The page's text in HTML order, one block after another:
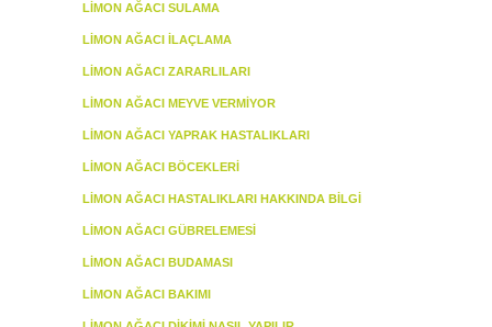
LIMON AĞACI SULAMA
LIMON AĞACI İLAÇLAMA
LIMON AĞACI ZARARLILARI
LIMON AĞACI MEYVE VERMIYOR
LIMON AĞACI YAPRAK HASTALIKLARI
LIMON AĞACI BÖCEKLERI
LIMON AĞACI HASTALIKLARI HAKKINDA BILGI
LIMON AĞACI GÜBRELEMESI
LIMON AĞACI BUDAMASI
LIMON AĞACI BAKIMI